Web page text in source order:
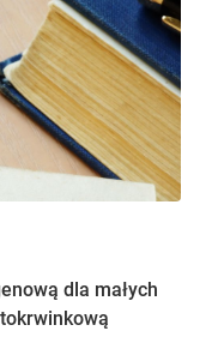
dla małych